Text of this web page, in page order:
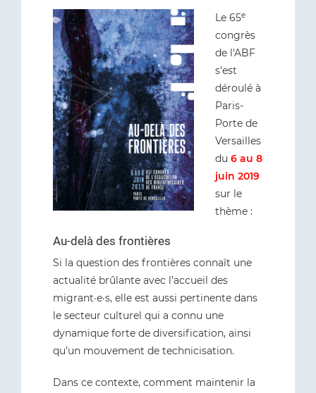
Le 65e
congrès
de l'ABF
s'est
déroulé à
Paris-
Porte de
Versailles
du 6 au 8
juin 2019
sur le
thème :
Au-delà des frontières
Si la question des frontières connaît une
actualité brûlante avec l’accueil des
migrant·e·s, elle est aussi pertinente dans
le secteur culturel qui a connu une
dynamique forte de diversification, ainsi
qu’un mouvement de technicisation.
Dans ce contexte, comment maintenir la